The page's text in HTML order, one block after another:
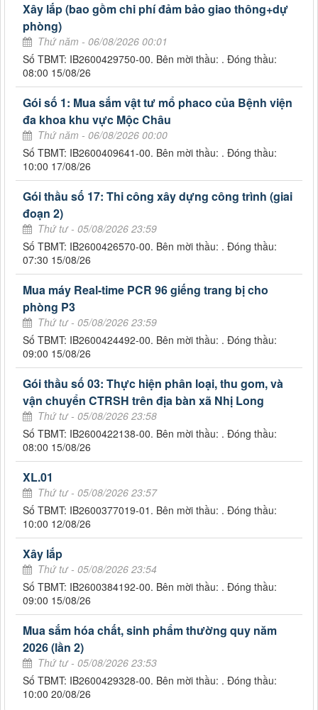
Xây lắp (bao gồm chi phí đảm bảo giao thông+dự
phòng)
Thứ năm - 06/08/2026 00:01
Số TBMT: IB2600429750-00. Bên mời thầu: . Đóng thầu:
08:00 15/08/26
Gói số 1: Mua sắm vật tư mổ phaco của Bệnh viện
đa khoa khu vực Mộc Châu
Thứ năm - 06/08/2026 00:00
Số TBMT: IB2600409641-00. Bên mời thầu: . Đóng thầu:
10:00 17/08/26
Gói thầu số 17: Thi công xây dựng công trình (giai
đoạn 2)
Thứ tư - 05/08/2026 23:59
Số TBMT: IB2600426570-00. Bên mời thầu: . Đóng thầu:
07:30 15/08/26
Mua máy Real-time PCR 96 giếng trang bị cho
phòng P3
Thứ tư - 05/08/2026 23:59
Số TBMT: IB2600424492-00. Bên mời thầu: . Đóng thầu:
09:00 15/08/26
Gói thầu số 03: Thực hiện phân loại, thu gom, và
vận chuyển CTRSH trên địa bàn xã Nhị Long
Thứ tư - 05/08/2026 23:58
Số TBMT: IB2600422138-00. Bên mời thầu: . Đóng thầu:
08:00 15/08/26
XL.01
Thứ tư - 05/08/2026 23:57
Số TBMT: IB2600377019-01. Bên mời thầu: . Đóng thầu:
10:00 12/08/26
Xây lắp
Thứ tư - 05/08/2026 23:54
Số TBMT: IB2600384192-00. Bên mời thầu: . Đóng thầu:
09:00 15/08/26
Mua sắm hóa chất, sinh phẩm thường quy năm
2026 (lần 2)
Thứ tư - 05/08/2026 23:53
Số TBMT: IB2600429328-00. Bên mời thầu: . Đóng thầu:
10:00 20/08/26